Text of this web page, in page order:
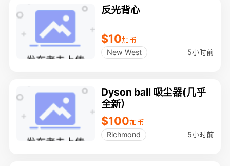
反光背心
$10加币
New West
5小时前
Dyson ball 吸尘器(几乎
全新）
$100加币
Richmond
5小时前